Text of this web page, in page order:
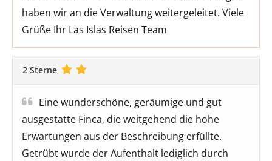
haben wir an die Verwaltung weitergeleitet. Viele
Grüße Ihr Las Islas Reisen Team
2 Sterne
Eine wunderschöne, geräumige und gut
ausgestatte Finca, die weitgehend die hohe
Erwartungen aus der Beschreibung erfüllte.
Getrübt wurde der Aufenthalt lediglich durch